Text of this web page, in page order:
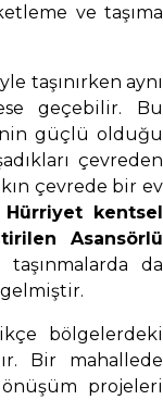
ve taşıma
taşınırken aynı
geçebilir. Bu
güçlü olduğu
çevreden
çevrede bir ev
Hürriyet kentsel
Asansörlü
taşınmalarda da
bölgelerdeki
Bir mahallede
projeleri